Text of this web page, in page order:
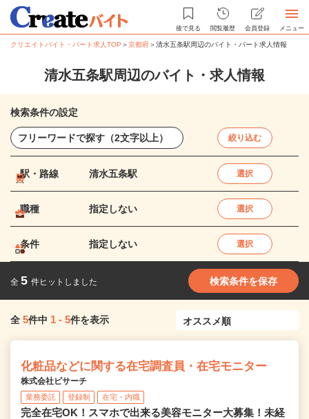
後で見る 閲覧履歴 会員登録 メニュー
クリエイトバイト・パート求人TOP ＞京都府＞清水五条駅周辺のバイト・パート求人情報
清水五条駅周辺のバイト・求人情報
検索条件の設定
絞り込む
駅・路線 清水五条駅 選択
職種 指定しない 選択
条件 指定しない 選択
全 5 件ヒットしました 検索条件を保存
全 5件中 1 - 5件を表示
化粧品などに関する在宅調査員・在宅モニター
株式会社ビサーチ
業務委託 登録制 在宅・内職
完全在宅OK！スマホで出来る美容モニター大募集！未経